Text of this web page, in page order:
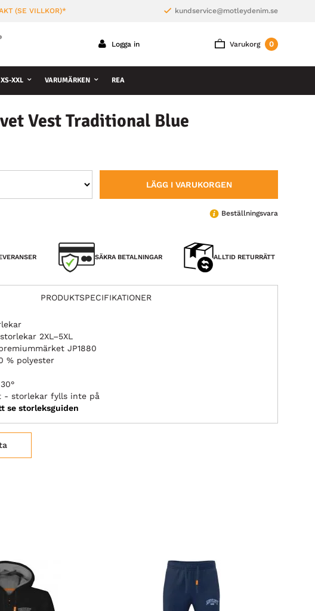
(SE VILLKOR)* kundservice@motleydenim.se
Varukorg 0
Logga in
XXL VARUMÄRKEN REA
Vest Traditional Blue
LÄGG I VARUKORGEN
Beställningsvara
SÄKRA BETALNINGAR ALLTID RETURRÄTT
PRODUKTSPECIFIKATIONER
2XL–5XL
JP1880
% polyester
- storlekar fylls inte på
se storleksguiden